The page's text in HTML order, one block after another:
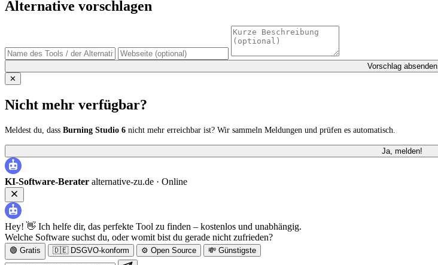
Alternative vorschlagen
Vorschlag absenden
✕
Nicht mehr verfügbar?
Meldest du, dass Burning Studio 6 nicht mehr erreichbar ist? Wir sammeln Meldungen und prüfen es automatisch.
Ja, melden!
KI-Software-Berater alternative-zu.de · Online
Hey! 👋 Ich helfe dir, das perfekte Tool zu finden – kostenlos und unabhängig.
Welche Software suchst du, oder womit bist du gerade nicht zufrieden?
🟢 Gratis 🇩🇪 DSGVO-konform ⚙️ Open Source 💸 Günstigste